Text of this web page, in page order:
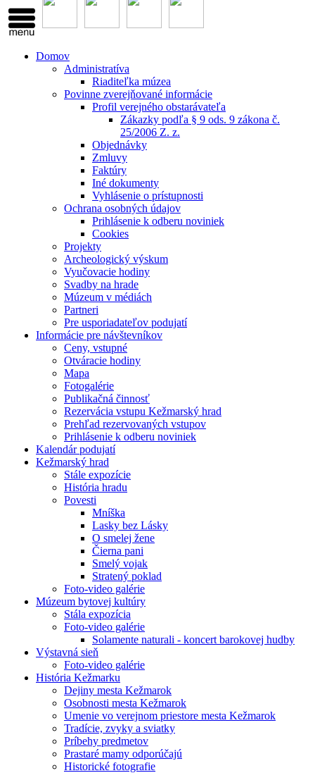
Domov
Administratíva
Riaditeľka múzea
Povinne zverejňované informácie
Profil verejného obstarávateľa
Zákazky podľa § 9 ods. 9 zákona č.
25/2006 Z. z.
Objednávky
Zmluvy
Faktúry
Iné dokumenty
Vyhlásenie o prístupnosti
Ochrana osobných údajov
Prihlásenie k odberu noviniek
Cookies
Projekty
Archeologický výskum
Vyučovacie hodiny
Svadby na hrade
Múzeum v médiách
Partneri
Pre usporiadateľov podujatí
Informácie pre návštevníkov
Ceny, vstupné
Otváracie hodiny
Mapa
Fotogalérie
Publikačná činnosť
Rezervácia vstupu Kežmarský hrad
Prehľad rezervovaných vstupov
Prihlásenie k odberu noviniek
Kalendár podujatí
Kežmarský hrad
Stále expozície
História hradu
Povesti
Mníška
Lasky bez Lásky
O smelej žene
Čierna pani
Smelý vojak
Stratený poklad
Foto-video galérie
Múzeum bytovej kultúry
Stála expozícia
Foto-video galérie
Solamente naturali - koncert barokovej hudby
Výstavná sieň
Foto-video galérie
História Kežmarku
Dejiny mesta Kežmarok
Osobnosti mesta Kežmarok
Umenie vo verejnom priestore mesta Kežmarok
Tradície, zvyky a sviatky
Príbehy predmetov
Prastaré mamy odporúčajú
Historické fotografie